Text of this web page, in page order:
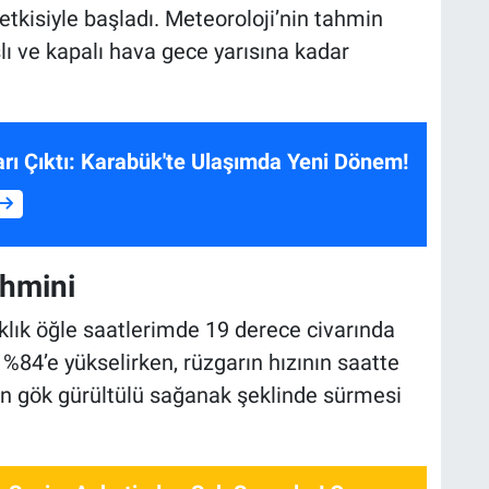
başladı. Meteoroloji’nin tahmin
ve kapalı hava gece yarısına kadar
Çıktı: Karabük'te Ulaşımda Yeni Dönem!
öğle saatlerimde 19 derece civarında
yükselirken, rüzgarın hızının saatte
gök gürültülü sağanak şeklinde sürmesi